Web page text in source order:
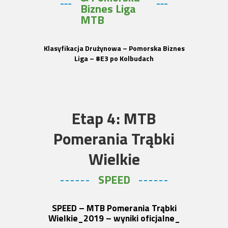
Biznes Liga
MTB
Klasyfikacja Drużynowa – Pomorska Biznes
Liga – #E3 po Kolbudach
Etap 4: MTB
Pomerania Trąbki
Wielkie
SPEED
SPEED – MTB Pomerania Trąbki
Wielkie_2019 – wyniki oficjalne_